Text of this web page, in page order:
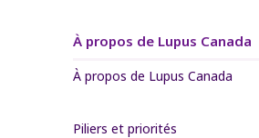
À propos de Lupus Canada
À propos de Lupus Canada
Piliers et priorités